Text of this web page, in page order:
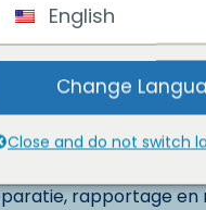
Management
die zijn
te helpen hun
systemen bieden
verschillende
waaronder
management
rapportage en
English
Change
Close and do not switch